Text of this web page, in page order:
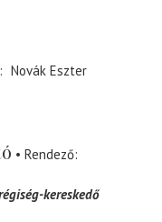
Novák Eszter
Rendező
kereskedő